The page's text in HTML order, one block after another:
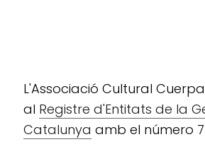
L'Associació Cultural
al Registre d'Entitats de la
Catalunya amb el número